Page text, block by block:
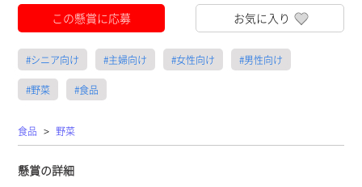
この懸賞に応募 お気に入り
#シニア向け #主婦向け #女性向け #男性向け
#野菜 #食品
食品 > 野菜
懸賞の詳細